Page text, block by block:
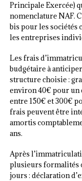
Principale Exercée)
nomenclature NAF.
bis pour les sociétés
les entreprises
Les frais
budgétaire à
structure choisie :
environ 40€ pour un
entre 150€ et 300€
frais peuvent être
amortis
ans.
Après
plusieurs formalités
jours : déclaration